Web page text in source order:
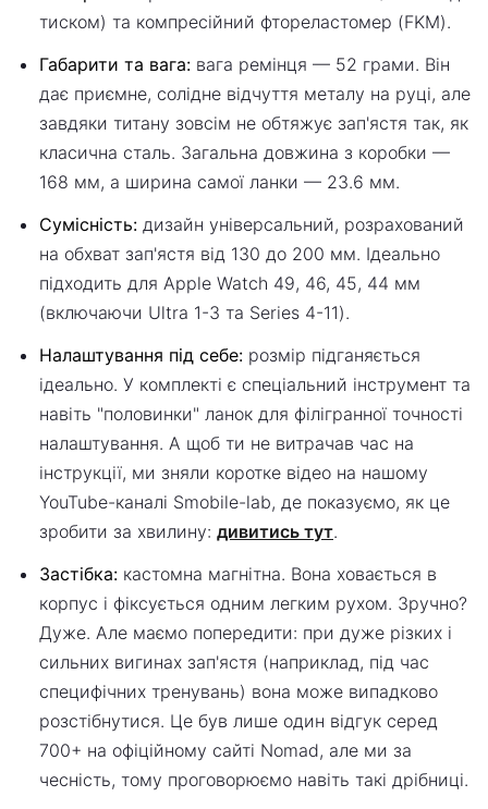
тиском) та компресійний фтореластомер (FKM).
Габарити та вага: вага ремінця — 52 грами. Він
дає приємне, солідне відчуття металу на руці, але
завдяки титану зовсім не обтяжує зап'ястя так, як
класична сталь. Загальна довжина з коробки —
168 мм, а ширина самої ланки — 23.6 мм.
Сумісність: дизайн універсальний, розрахований
на обхват зап'ястя від 130 до 200 мм. Ідеально
підходить для Apple Watch 49, 46, 45, 44 мм
(включаючи Ultra 1-3 та Series 4-11).
Налаштування під себе: розмір підганяється
ідеально. У комплекті є спеціальний інструмент та
навіть "половинки" ланок для філігранної точності
налаштування. А щоб ти не витрачав час на
інструкції, ми зняли коротке відео на нашому
YouTube-каналі Smobile-lab, де показуємо, як це
зробити за хвилину: дивитись тут.
Застібка: кастомна магнітна. Вона ховається в
корпус і фіксується одним легким рухом. Зручно?
Дуже. Але маємо попередити: при дуже різких і
сильних вигинах зап'ястя (наприклад, під час
специфічних тренувань) вона може випадково
розстібнутися. Це був лише один відгук серед
700+ на офіційному сайті Nomad, але ми за
чесність, тому проговорюємо навіть такі дрібниці.